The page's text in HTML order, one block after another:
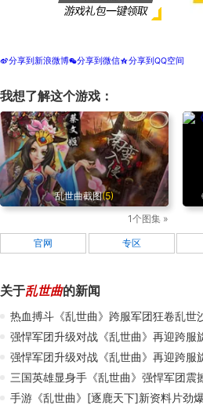
t分享到新浪微博w分享到微信z分享到QQ空间
我想了解这个游戏：
乱世曲截图(5)
1个图集 »
官网 专区
关于乱世曲的新闻
热血搏斗《乱世曲》跨服军团狂卷乱世
强悍军团升级对战《乱世曲》再迎跨服
强悍军团升级对战《乱世曲》再迎跨服
三国英雄显身手《乱世曲》强悍军团震
手游《乱世曲》[逐鹿天下]新资料片劲